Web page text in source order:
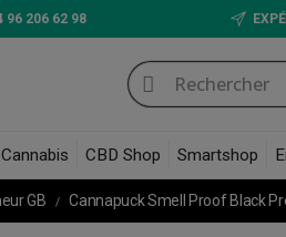
96 206 62 98
CBD Shop Smartshop
GB Cannapuck Smell Proof Black